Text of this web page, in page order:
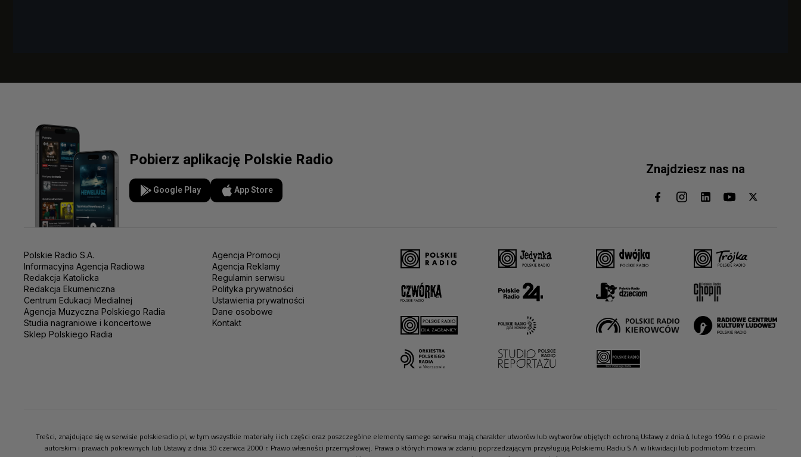
Pobierz aplikację Polskie Radio
Google Play App Store
Znajdziesz nas na
Polskie Radio S.A.
Informacyjna Agencja Radiowa
Redakcja Katolicka
Redakcja Ekumeniczna
Centrum Edukacji Medialnej
Agencja Muzyczna Polskiego Radia
Studia nagraniowe i koncertowe
Sklep Polskiego Radia
Agencja Promocji
Agencja Reklamy
Regulamin serwisu
Polityka prywatności
Ustawienia prywatności
Dane osobowe
Kontakt
Treści, znajdujące się w serwisie polskieradio.pl, w tym wszystkie materiały i ich części oraz poszczególne elementy samego serwisu mają charakter utworów lub wytworów objętych ochroną Ustawy z dnia 4 lutego 1994 r. o prawie
autorskim i prawach pokrewnych lub Ustawy z dnia 30 czerwca 2000 r. Prawo własności przemysłowej. Prawa o których mowa w zdaniu poprzedzającym przysługują Polskiemu Radiu S.A. w likwidacji lub podmiotom trzecim.